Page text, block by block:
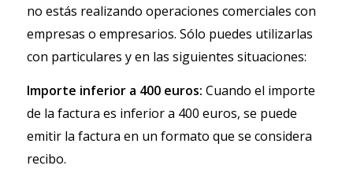
no estás realizando operaciones comerciales con
empresas o empresarios. Sólo puedes utilizarlas
con particulares y en las siguientes situaciones:
Importe inferior a 400 euros: Cuando el importe
de la factura es inferior a 400 euros, se puede
emitir la factura en un formato que se considera
recibo.